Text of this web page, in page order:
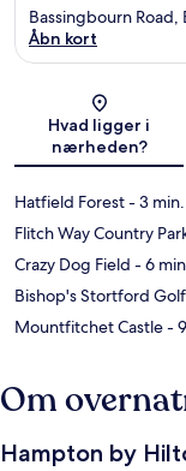
Bassingbourn Road,
Åbn kort
Hvad ligger i
nærheden?
Hatfield Forest- 3
Flitch Way Country
Crazy Dog Field - 6
Bishop's Stortford
Mountfitchet Castle-
Om
Hampton by